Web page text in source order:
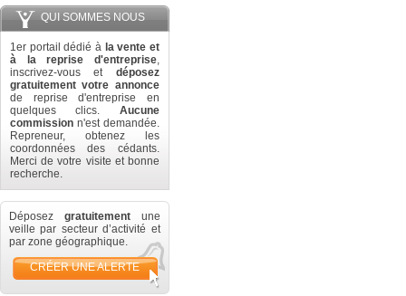
QUI SOMMES NOUS
1er portail dédié à la vente et
à la reprise d'entreprise,
inscrivez-vous et déposez
gratuitement votre annonce
de reprise d'entreprise en
quelques clics. Aucune
commission n'est demandée.
Repreneur, obtenez les
coordonnées des cédants.
Merci de votre visite et bonne
recherche.
Déposez gratuitement une
veille par secteur d’activité et
par zone géographique.
CRÉER UNE ALERTE